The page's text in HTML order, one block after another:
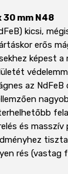
30 mm N48
kicsi,
erős
képest a
az
és masszív
rés (vastag